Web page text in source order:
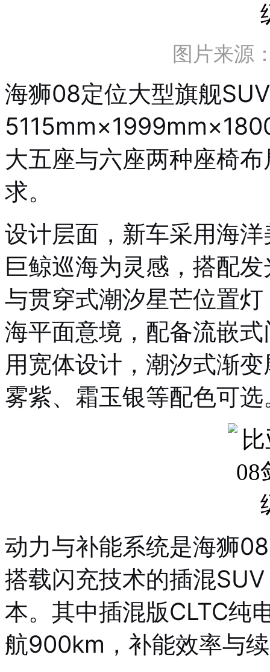
图片来源
海狮08定位大型旗舰
大五座与六座两种座椅
求。
设计层面，新车采用海
巨鲸巡海为灵感，搭配
与贯穿式潮汐星芒位置
海平面意境，配备流嵌
用宽体设计，潮汐式渐
雾紫、霜玉银等配色可选
动力与补能系统是海狮
搭载闪充技术的插混
本。其中插混版CLTC纯
航900km，补能效率与